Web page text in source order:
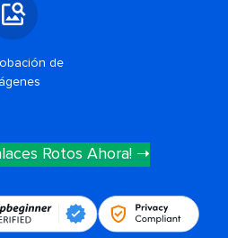
de
Rotos Ahora! ➝